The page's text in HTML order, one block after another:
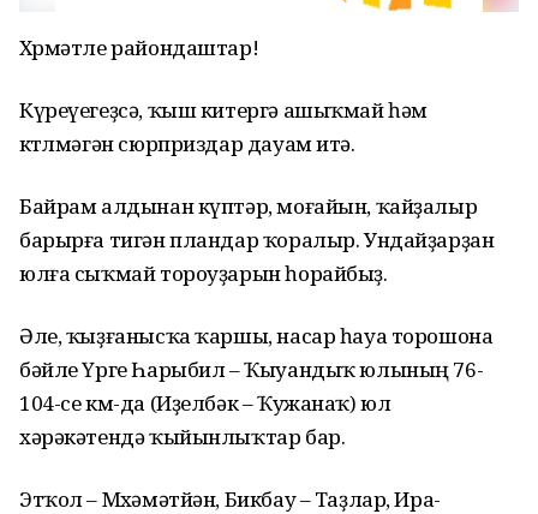
Хөрмәтле райондаштар!
Күреүегеҙсә, ҡыш китергә ашыҡмай һәм
көтөлмәгән сюрприздар дауам итә.
Байрам алдынан күптәр, моғайын, ҡайҙалыр
барырға тигән пландар ҡоралыр. Ундайҙарҙан
юлға сыҡмай тороуҙарын һорайбыҙ.
Әле, ҡыҙғанысҡа ҡаршы, насар һауа торошона
бәйле Үрге Һарыбил – Ҡыуандыҡ юлының 76-
104-се км-да (Иҙелбәк – Ҡужанаҡ) юл
хәрәкәтендә ҡыйынлыҡтар бар.
Этҡол – Мөхәмәтйән, Бикбау – Таҙлар, Ира-